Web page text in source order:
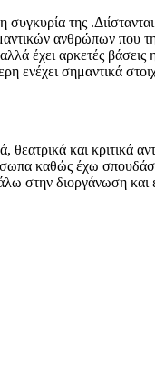
της
ανθρώπων που
έχει αρκετές
σημαντικά
και κριτικά
καθώς έχω
στην διοργάνωση και